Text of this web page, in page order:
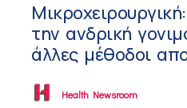
την ανδρική
άλλες μέθοδοι
Health Newsroom